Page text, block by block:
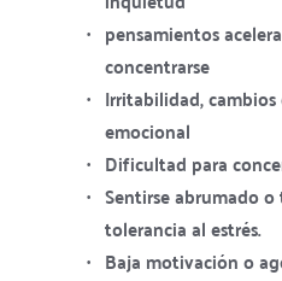
pensamientos
concentrarse
Irritabilidad,
emocional
Dificultad para
Sentirse abrumado
tolerancia al estrés.
Baja motivación o